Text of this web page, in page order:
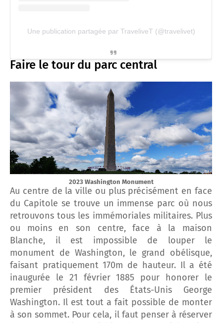
Une publication partagée par TraveliveT (@travelivet)
Faire le tour du parc central
2023 Washington Monument
Au centre de la ville ou plus précisément en face
du Capitole se trouve un immense parc où nous
retrouvons tous les immémoriales militaires. Plus
ou moins en son centre, face à la maison
Blanche, il est impossible de louper le
monument de Washington, le grand obélisque,
faisant pratiquement 170m de hauteur. Il a été
inaugurée le 21 février 1885 pour honorer le
premier président des États-UnisGeorge
Washington. Il est tout a fait possible de monter
à son sommet. Pour cela, il faut penser à réserver